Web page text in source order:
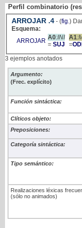
Perfil combinatorio
ARROJAR .4 - (fig.
Esquema:
ARROJAR A0:INI
= SUJ
A1
=
3 ejemplos anotados
Argumento:
(Frec. explícito)
Función sintáctica:
Clíticos objeto:
Preposiciones:
Categoría sintáctica:
Tipo semántico:
Realizaciones léxicas
(sólo no animados)